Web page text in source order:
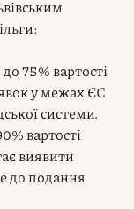
75% вартості
у межах ЄС
системи.
вартості
виявити
до подання